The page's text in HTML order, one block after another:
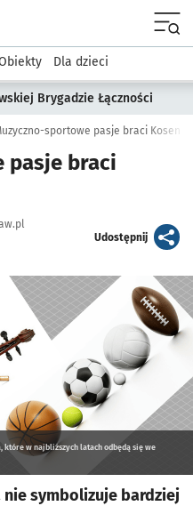
podserwis: Sport i rekreacja
Dla dzieci
Brygadzie Łączności
sportowe pasje braci
pasje braci
Udostępnijartykuł
w najbliższych latach odbędą się we
nie symbolizuje bardziej